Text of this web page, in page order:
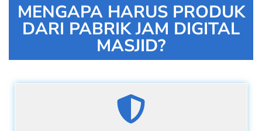
MENGAPA HARUS PRODUK
DARI PABRIK JAM DIGITAL
MASJID?